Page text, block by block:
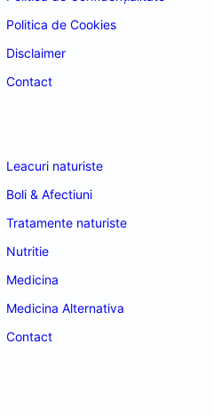
Politica de Cookies
Disclaimer
Contact
Leacuri naturiste
Boli & Afectiuni
Tratamente naturiste
Nutritie
Medicina
Medicina Alternativa
Contact